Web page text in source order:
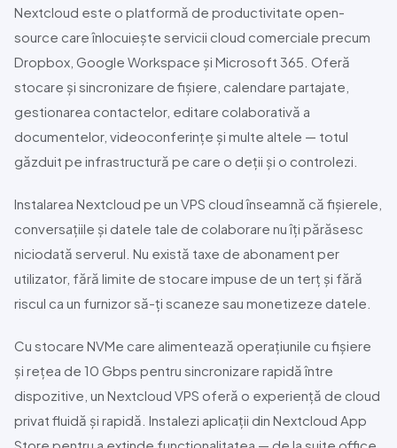
Nextcloud este o platformă de productivitate open-
source care înlocuiește servicii cloud comerciale precum
Dropbox, Google Workspace și Microsoft 365. Oferă
stocare și sincronizare de fișiere, calendare partajate,
gestionarea contactelor, editare colaborativă a
documentelor, videoconferințe și multe altele — totul
găzduit pe infrastructură pe care o deții și o controlezi.
Instalarea Nextcloud pe un VPS cloud înseamnă că fișierele,
conversațiile și datele tale de colaborare nu îți părăsesc
niciodată serverul. Nu există taxe de abonament per
utilizator, fără limite de stocare impuse de un terț și fără
riscul ca un furnizor să-ți scaneze sau monetizeze datele.
Cu stocare NVMe care alimentează operațiunile cu fișiere
și rețea de 10 Gbps pentru sincronizare rapidă între
dispozitive, un Nextcloud VPS oferă o experiență de cloud
privat fluidă și rapidă. Instalezi aplicații din Nextcloud App